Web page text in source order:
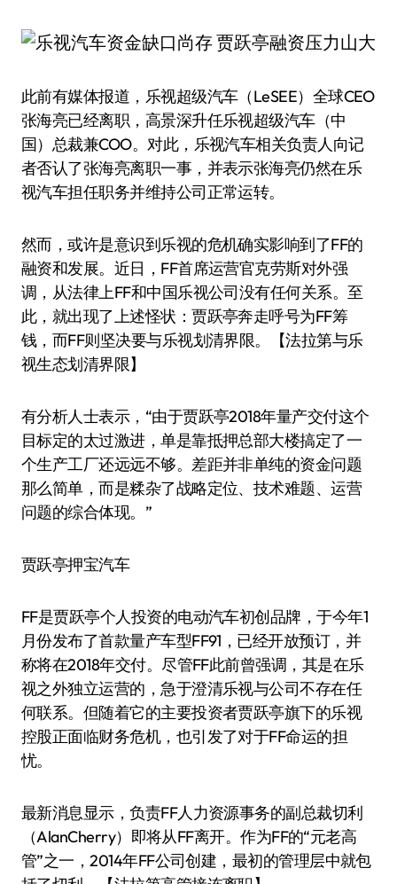
此前有媒体报道，乐视超级汽车（LeSEE）全球CEO
张海亮已经离职，高景深升任乐视超级汽车（中
国）总裁兼COO。对此，乐视汽车相关负责人向记
者否认了张海亮离职一事，并表示张海亮仍然在乐
视汽车担任职务并维持公司正常运转。
然而，或许是意识到乐视的危机确实影响到了FF的
融资和发展。近日，FF首席运营官克劳斯对外强
调，从法律上FF和中国乐视公司没有任何关系。至
此，就出现了上述怪状：贾跃亭奔走呼号为FF筹
钱，而FF则坚决要与乐视划清界限。【法拉第与乐
视生态划清界限】
有分析人士表示，“由于贾跃亭2018年量产交付这个
目标定的太过激进，单是靠抵押总部大楼搞定了一
个生产工厂还远远不够。差距并非单纯的资金问题
那么简单，而是糅杂了战略定位、技术难题、运营
问题的综合体现。”
贾跃亭押宝汽车
FF是贾跃亭个人投资的电动汽车初创品牌，于今年1
月份发布了首款量产车型FF91，已经开放预订，并
称将在2018年交付。尽管FF此前曾强调，其是在乐
视之外独立运营的，急于澄清乐视与公司不存在任
何联系。但随着它的主要投资者贾跃亭旗下的乐视
控股正面临财务危机，也引发了对于FF命运的担
忧。
最新消息显示，负责FF人力资源事务的副总裁切利
（AlanCherry）即将从FF离开。作为FF的“元老高
管”之一，2014年FF公司创建，最初的管理层中就包